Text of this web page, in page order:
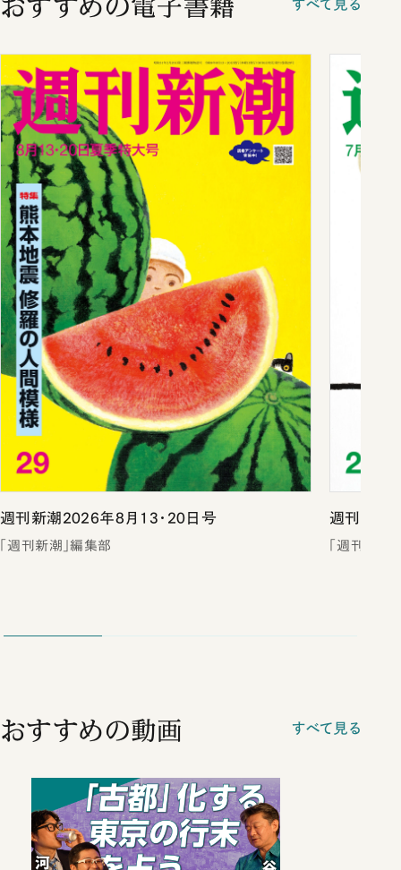
おすすめの電子書籍 すべて見る
週刊新潮2026年8月13・20日号
「週刊新潮」編集部
週刊新潮
「週刊新潮
おすすめの動画 すべて見る